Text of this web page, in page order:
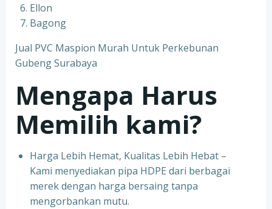
Ellon
Bagong
Jual PVC Maspion Murah Untuk Perkebunan
Gubeng Surabaya
Mengapa Harus
Memilih kami?
Harga Lebih Hemat, Kualitas Lebih Hebat –
Kami menyediakan pipa HDPE dari berbagai
merek dengan harga bersaing tanpa
mengorbankan mutu.